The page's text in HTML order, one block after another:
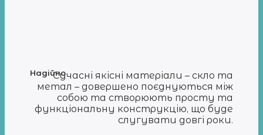
НадійноСучасні якісні матеріали – скло та
метал – довершено поєднуються між
собою та створюють просту та
функціональну конструкцію, що буде
слугувати довгі роки.